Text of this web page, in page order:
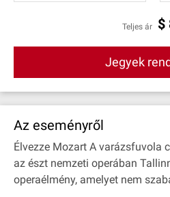
Teljes ár $
Jegyek
Az eseményről
Élvezze Mozart A varázsfuvola
az észt nemzeti operában
operaélmény, amelyet nem